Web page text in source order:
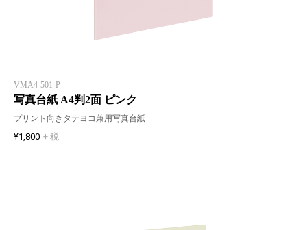
VMA4-501-P
写真台紙 A4判2面 ピンク
プリント向きタテヨコ兼用写真台紙
¥1,800 + 税